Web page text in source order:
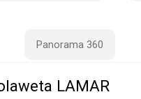
Panorama 360
LAMAR